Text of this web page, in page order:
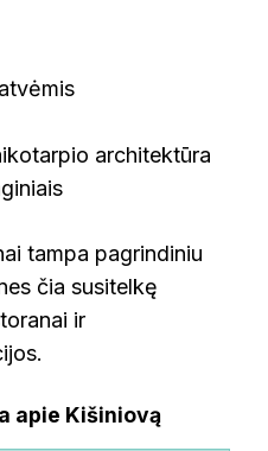
architektūra
tampa pagrindiniu
čia susitelkę
ir
apie Kišiniovą